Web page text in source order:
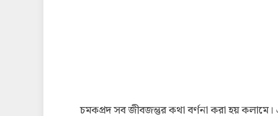
চমকপ্রদ সব জীবজন্তুর কথা বর্ণনা করা হয়